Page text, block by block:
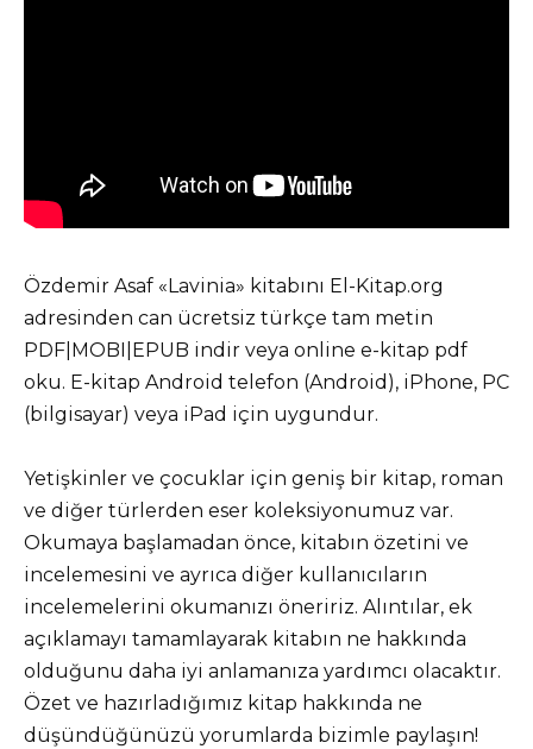
Özdemir Asaf «Lavinia» kitabını El-Kitap.org
adresinden can ücretsiz türkçe tam metin
PDF|MOBI|EPUB indir veya online e-kitap pdf
oku. E-kitap Android telefon (Android), iPhone, PC
(bilgisayar) veya iPad için uygundur.
Yetişkinler ve çocuklar için geniş bir kitap, roman
ve diğer türlerden eser koleksiyonumuz var.
Okumaya başlamadan önce, kitabın özetini ve
incelemesini ve ayrıca diğer kullanıcıların
incelemelerini okumanızı öneririz. Alıntılar, ek
açıklamayı tamamlayarak kitabın ne hakkında
olduğunu daha iyi anlamanıza yardımcı olacaktır.
Özet ve hazırladığımız kitap hakkında ne
düşündüğünüzü yorumlarda bizimle paylaşın!